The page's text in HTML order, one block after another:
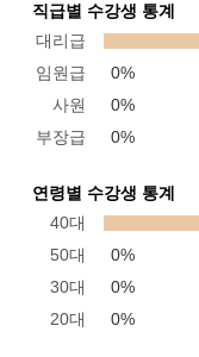
직급별 수강생 통계
대리급
임원급
0%
사원
0%
부장급
0%
연령별 수강생 통계
40대
50대
0%
30대
0%
20대
0%